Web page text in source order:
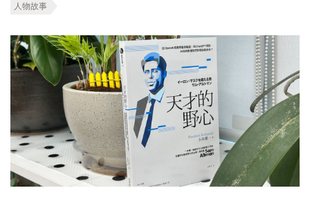
人物故事